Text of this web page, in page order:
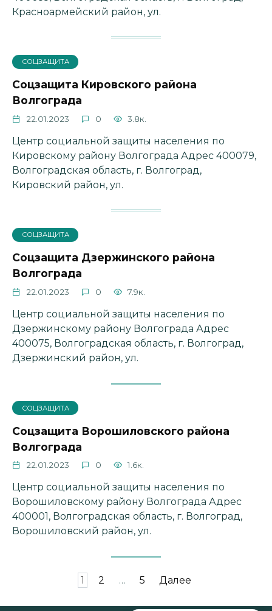
Красноармейский район, ул.
СОЦЗАЩИТА
Соцзащита Кировского района
Волгограда
22.01.2023 0 3.8к.
Центр социальной защиты населения по
Кировскому району Волгограда Адрес 400079,
Волгоградская область, г. Волгоград,
Кировский район, ул.
СОЦЗАЩИТА
Соцзащита Дзержинского района
Волгограда
22.01.2023 0 7.9к.
Центр социальной защиты населения по
Дзержинскому району Волгограда Адрес
400075, Волгоградская область, г. Волгоград,
Дзержинский район, ул.
СОЦЗАЩИТА
Соцзащита Ворошиловского района
Волгограда
22.01.2023 0 1.6к.
Центр социальной защиты населения по
Ворошиловскому району Волгограда Адрес
400001, Волгоградская область, г. Волгоград,
Ворошиловский район, ул.
1 2 … 5 Далее